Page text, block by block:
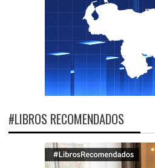
#LIBROS RECOMENDADOS